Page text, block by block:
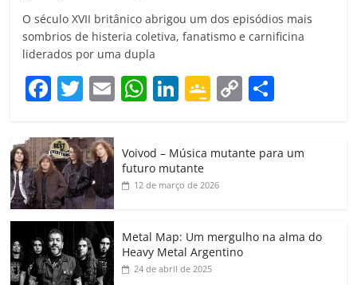
O século XVII britânico abrigou um dos episódios mais
sombrios de histeria coletiva, fanatismo e carnificina
liderados por uma dupla
F
c
e
b
o
o
k
T
itt
er
E
ai
W
at
s
A
p
Li
k
e
dI
G
gl
e
a
ss
C
y
k
p
h
Voivod – Música mutante para um
futuro mutante
12 de março de 2026
Metal Map: Um mergulho na alma do
Heavy Metal Argentino
24 de abril de 2025